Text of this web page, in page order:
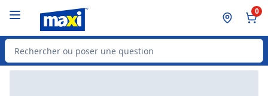
0
Rechercher des produits